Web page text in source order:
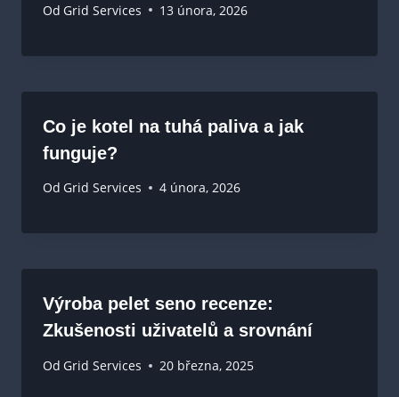
Od Grid Services 13 února, 2026
Co je kotel na tuhá paliva a jak
funguje?
Od Grid Services 4 února, 2026
Výroba pelet seno recenze:
Zkušenosti uživatelů a srovnání
Od Grid Services 20 března, 2025